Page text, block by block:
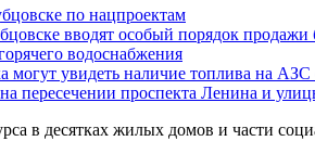
по нацпроектам
вводят особый порядок продажи
водоснабжения
могут увидеть наличие топлива на
пересечении проспекта Ленина и
в десятках жилых домов и части